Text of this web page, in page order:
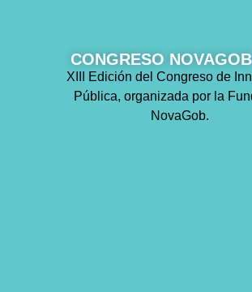
CONGRESO
XIII Edición del Congreso de
Pública, organizada por la
NovaGob.